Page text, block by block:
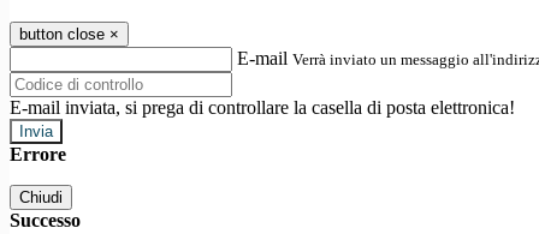
button close ×
E-mail Verrà inviato un messaggio
E-mail inviata, si prega di controllare la casella di posta elettronica!
Errore
Chiudi
Successo